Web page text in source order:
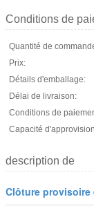
Conditions de
Quantité de
Prix:
Détails d'emballage:
Délai de livraison:
Conditions de
Capacité
description de
Clôture provisoire